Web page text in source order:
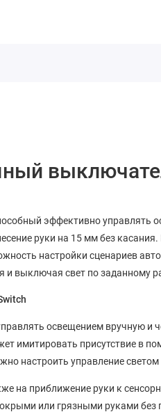
эффективно управлять
руки на 15 мм без
настройки сценариев
и выключая свет по заданному
освещением вручную и
имитировать присутствие в
настроить управление
на приближение руки к
или грязными руками без